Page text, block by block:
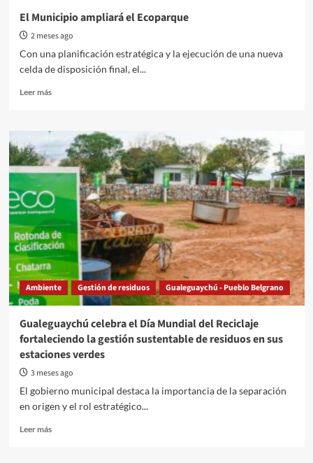
El Municipio ampliará el Ecoparque
2 meses ago
Con una planificación estratégica y la ejecución de una nueva
celda de disposición final, el...
Leer másRead
El
Municipio
ampliará
el
Ecoparque
Ambiente Gestión de residuos Gualeguaychú - Pueblo Belgrano
Gualeguaychú celebra el Día Mundial del Reciclaje
fortaleciendo la gestión sustentable de residuos en sus
estaciones verdes
3 meses ago
El gobierno municipal destaca la importancia de la separación
en origen y el rol estratégico...
Leer másRead